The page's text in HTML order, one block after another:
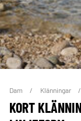
Dam Klänningar
KORT